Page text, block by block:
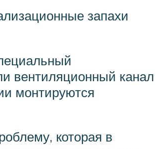
запахи
вентиляционный канал
монтируются
которая в